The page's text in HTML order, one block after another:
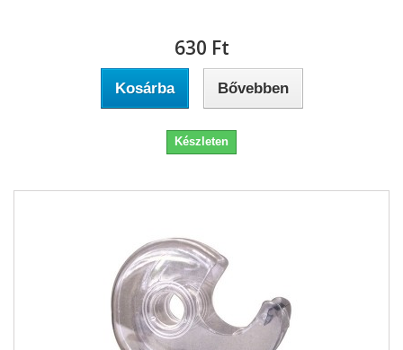
630 Ft‎
Kosárba Bővebben
Készleten